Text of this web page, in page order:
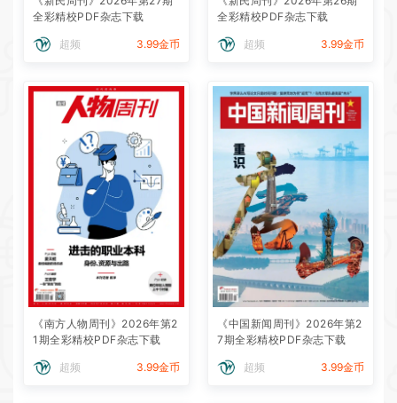
全彩精校PDF杂志下载
超频 3.99金币
全彩精校PDF杂志下载
超频 3.99金币
《南方人物周刊》2026年第2
1期全彩精校PDF杂志下载
超频 3.99金币
《中国新闻周刊》2026年第2
7期全彩精校PDF杂志下载
超频 3.99金币